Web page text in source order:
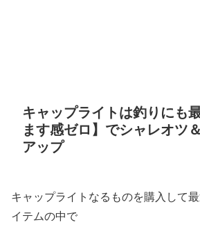
キャップライトは釣りにも
ます感ゼロ】でシャレオツ
アップ
キャップライトなるものを購入して
イテムの中で